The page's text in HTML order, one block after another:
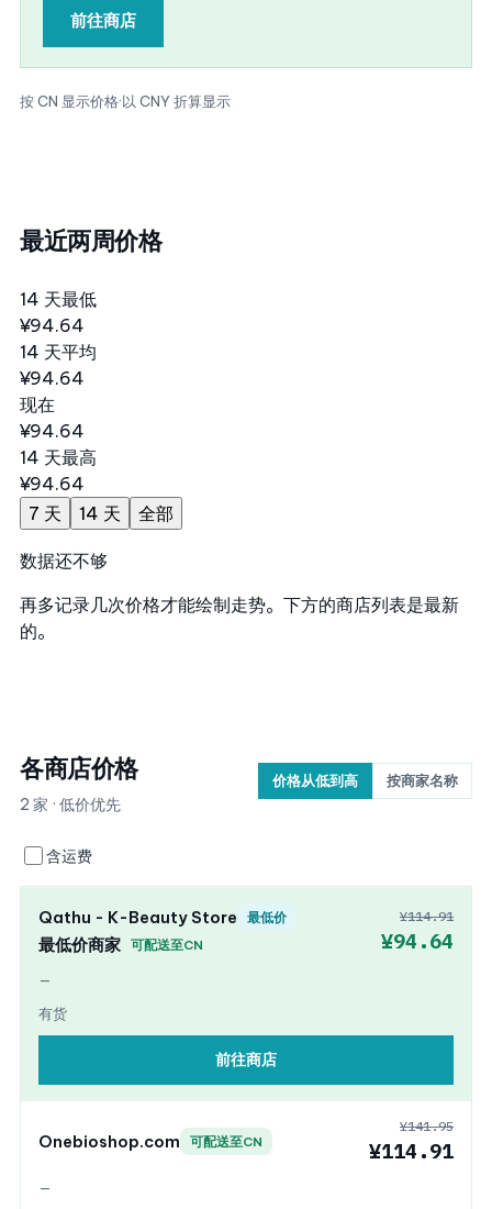
前往商店
按 CN 显示价格·以 CNY 折算显示
最近两周价格
14 天最低
¥94.64
14 天平均
¥94.64
现在
¥94.64
14 天最高
¥94.64
7 天
14 天 全部
数据还不够
再多记录几次价格才能绘制走势。下方的商店列表是最新
的。
各商店价格
2 家 · 低价优先
价格从低到高 按商家名称
含运费
Qathu - K-Beauty Store 最低价
最低价商家 可配送至CN
—
有货
¥114.91
¥94.64
前往商店
Onebioshop.com 可配送至CN
—
¥141.95
¥114.91